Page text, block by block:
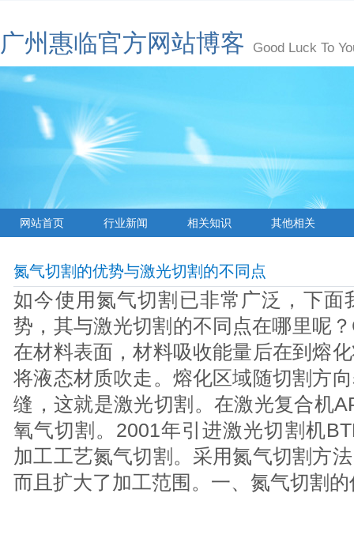
广州惠临官方网站博客 Good Luck To
网站首页 行业新闻 相关知识 其他相关
氮气切割的优势与激光切割的不同点
如今使用氮气切割已非常广泛，下面
势，其与激光切割的不同点在哪里呢
在材料表面，材料吸收能量后在到熔
将液态材质吹走。熔化区域随切割方
缝，这就是激光切割。在激光复合机
氧气切割。2001年引进激光切割机
加工工艺氮气切割。采用氮气切割方
而且扩大了加工范围。一、氮气切割